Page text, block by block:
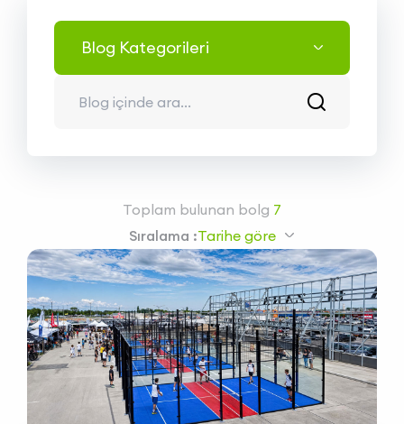
Anasayfa
Toplam bulunan bolg 7
Sıralama :